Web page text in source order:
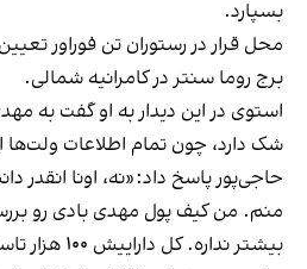
بسپارد.
محل قرار در رستوران تن فوراور
برج روما سنتر در کامرانیه شمالی.
استوی در این دیدار به او گفت به
شک دارد، چون تمام اطلاعات ولت‌ها از
حاجی‌پور پاسخ داد: «نه، اونا
بیشتر نداره. کل داراییش ۱۰۰ هزار تاست.»